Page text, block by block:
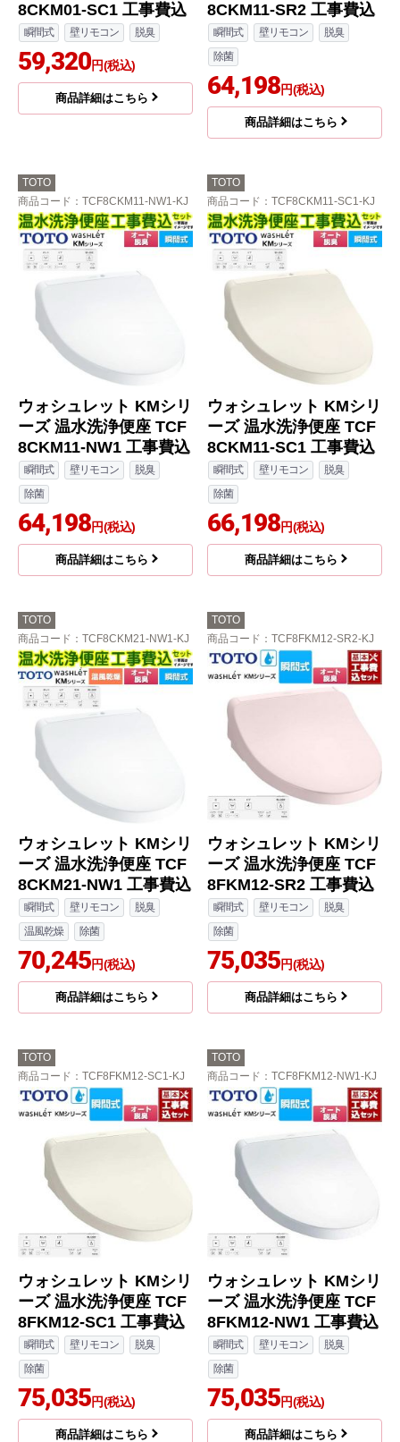
8CKM01-SC1 工事費込
瞬間式 壁リモコン 脱臭
59,320円(税込)
商品詳細はこちら
8CKM11-SR2 工事費込
瞬間式 壁リモコン
脱臭
除菌
64,198円(税込)
商品詳細はこちら
TOTO
商品コード ：TCF8CKM11-NW1-KJ
ウォシュレット KMシリ
ーズ 温水洗浄便座 TCF
8CKM11-NW1 工事費込
瞬間式 壁リモコン
脱臭
除菌
64,198円(税込)
商品詳細はこちら
TOTO
商品コード ：TCF8CKM11-SC1-KJ
ウォシュレット KMシリ
ーズ 温水洗浄便座 TCF
8CKM11-SC1 工事費込
瞬間式 壁リモコン
脱臭
除菌
66,198円(税込)
商品詳細はこちら
TOTO
商品コード ：TCF8CKM21-NW1-KJ
ウォシュレット KMシリ
ーズ 温水洗浄便座 TCF
8CKM21-NW1 工事費込
瞬間式 壁リモコン
脱臭
温風乾燥
除菌
70,245円(税込)
商品詳細はこちら
TOTO
商品コード ：TCF8FKM12-SR2-KJ
ウォシュレット KMシリ
ーズ 温水洗浄便座 TCF
8FKM12-SR2 工事費込
瞬間式 壁リモコン
脱臭
除菌
75,035円(税込)
商品詳細はこちら
TOTO
商品コード ：TCF8FKM12-SC1-KJ
ウォシュレット KMシリ
ーズ 温水洗浄便座 TCF
8FKM12-SC1 工事費込
瞬間式 壁リモコン
脱臭
除菌
75,035円(税込)
商品詳細はこちら
TOTO
商品コード ：TCF8FKM12-NW1-KJ
ウォシュレット KMシリ
ーズ 温水洗浄便座 TCF
8FKM12-NW1 工事費込
瞬間式 壁リモコン
脱臭
除菌
75,035円(税込)
商品詳細はこちら